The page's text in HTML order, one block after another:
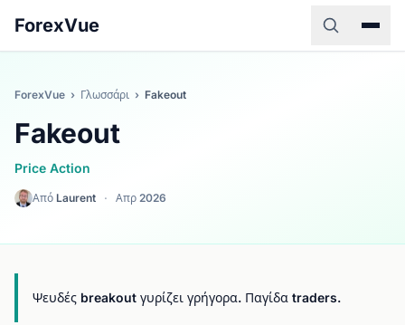
ForexVue
ForexVue › Γλωσσάρι › Fakeout
Fakeout
Price Action
Από Laurent · Απρ 2026
Ψευδές breakout γυρίζει γρήγορα. Παγίδα traders.